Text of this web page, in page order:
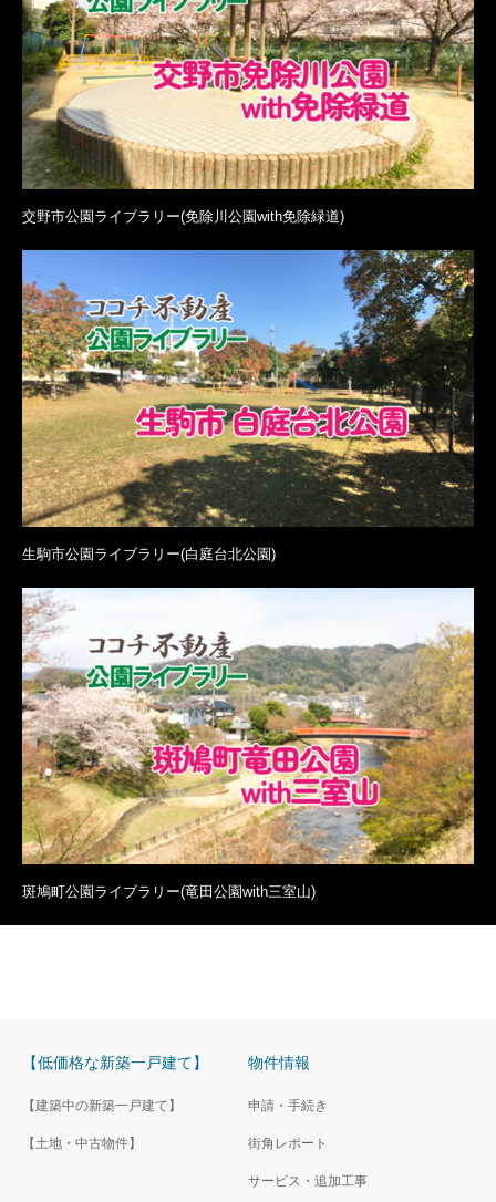
交野市公園ライブラリー(免除川公園with免除緑道)
生駒市公園ライブラリー(白庭台北公園)
斑鳩町公園ライブラリー(竜田公園with三室山)
【低価格な新築一戸建て】
【建築中の新築一戸建て】
【土地・中古物件】
物件情報
申請・手続き
街角レポート
サービス・追加工事